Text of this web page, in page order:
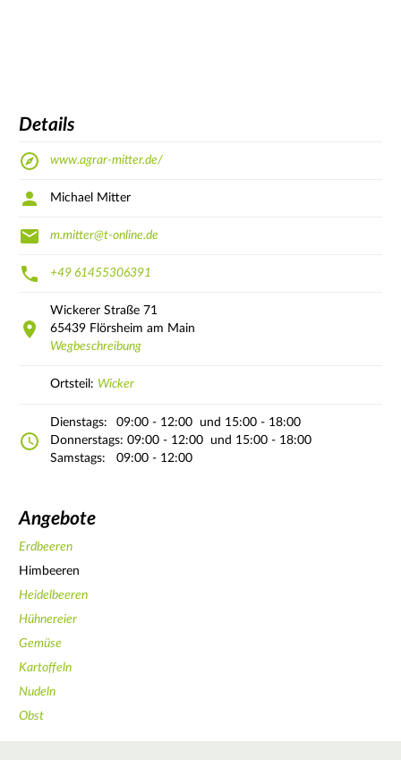
Details
www.agrar-mitter.de/
Michael Mitter
m.mitter@t-online.de
+49 61455306391
Wickerer Straße 71
65439 Flörsheim am Main
Wegbeschreibung
Ortsteil: Wicker
Dienstags: 09:00 - 12:00
und 15:00 - 18:00
Donnerstags: 09:00 - 12:00
und 15:00 - 18:00
Samstags:
09:00 - 12:00
Angebote
Erdbeeren
Himbeeren
Heidelbeeren
Hühnereier
Gemüse
Kartoffeln
Nudeln
Obst